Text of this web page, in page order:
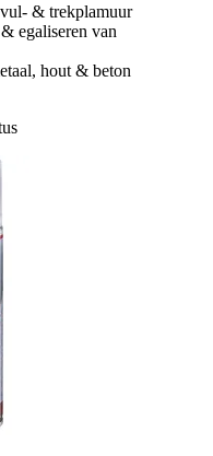
& trekplamuur
egaliseren van
hout & beton